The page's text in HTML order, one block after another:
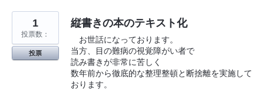
縦書きの本のテキスト化
お世話になっております。
当方、目の難病の視覚障がい者で
読み書きが非常に苦しく
数年前から徹底的な整理整頓と断捨離を実施して
おります。
1
投票数：
投票